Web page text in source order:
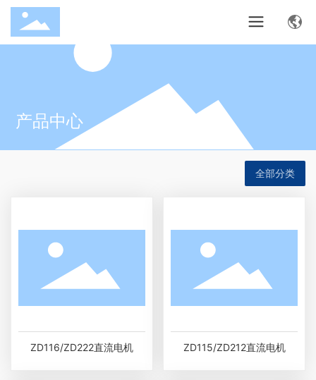
产品中心
全部分类
ZD116/ZD222直流电机 ZD115/ZD212直流电机